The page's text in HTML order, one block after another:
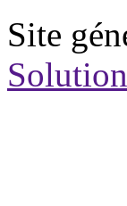
Site
Solution